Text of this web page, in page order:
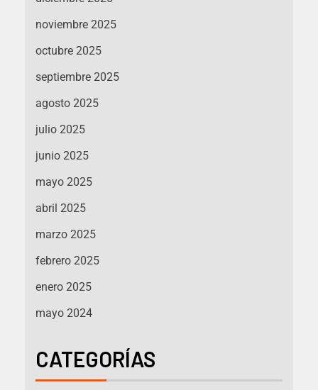
noviembre 2025
octubre 2025
septiembre 2025
agosto 2025
julio 2025
junio 2025
mayo 2025
abril 2025
marzo 2025
febrero 2025
enero 2025
mayo 2024
CATEGORÍAS